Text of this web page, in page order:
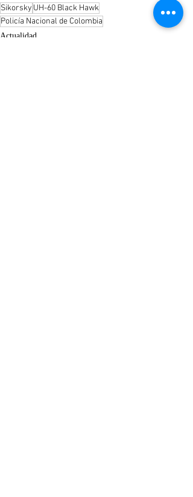
Sikorsky UH-60 Black Hawk
Policía Nacional de Colombia
Actualidad